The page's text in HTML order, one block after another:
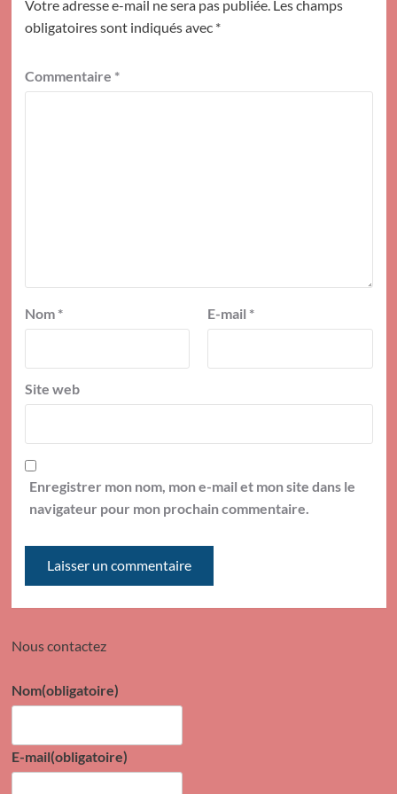
Votre adresse e-mail ne sera pas publiée. Les champs
obligatoires sont indiqués avec *
Commentaire *
Nom * E-mail *
Site web
Enregistrer mon nom, mon e-mail et mon site dans le
navigateur pour mon prochain commentaire.
Nous contactez
Nom(obligatoire)
E-mail(obligatoire)